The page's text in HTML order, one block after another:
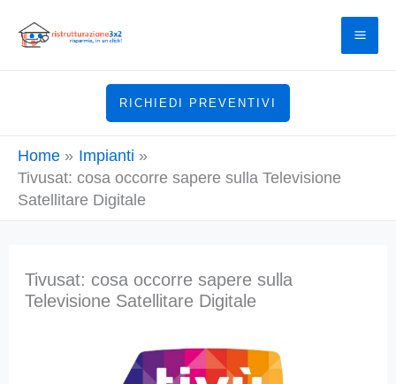
RICHIEDI PREVENTIVI
Home
Impianti
Tivusat: cosa occorre sapere sulla Televisione
Satellitare Digitale
Tivusat: cosa occorre sapere sulla
Televisione Satellitare Digitale